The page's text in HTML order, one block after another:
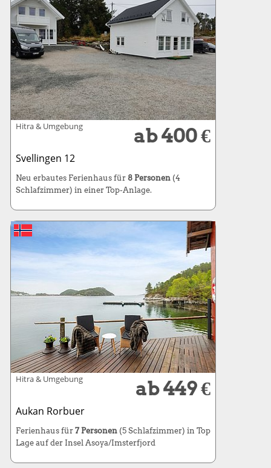
Hitra & Umgebung ab 400 €
Svellingen 12
Neu erbautes Ferienhaus für 8 Personen (4
Schlafzimmer) in einer Top-Anlage.
Hitra & Umgebung ab 449 €
Aukan Rorbuer
Ferienhaus für 7 Personen(5 Schlafzimmer) in Top
Lage auf der Insel Asoya/Imsterfjord